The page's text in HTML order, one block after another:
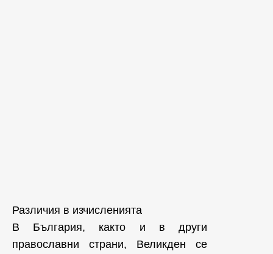
Различия в изчисленията
В България, както и в други
православни страни, Великден се